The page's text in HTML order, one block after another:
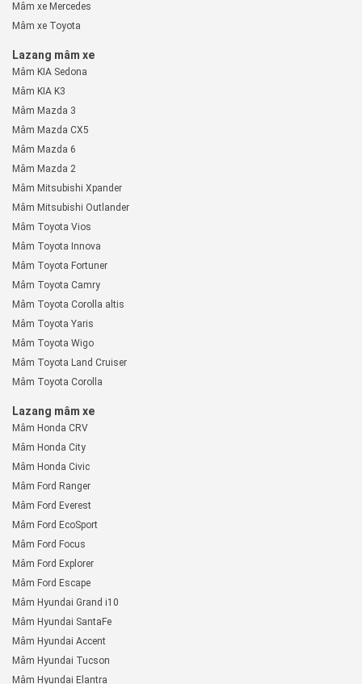
Mâm xe Mercedes
Mâm xe Toyota
Lazang mâm xe
Mâm KIA Sedona
Mâm KIA K3
Mâm Mazda 3
Mâm Mazda CX5
Mâm Mazda 6
Mâm Mazda 2
Mâm Mitsubishi Xpander
Mâm Mitsubishi Outlander
Mâm Toyota Vios
Mâm Toyota Innova
Mâm Toyota Fortuner
Mâm Toyota Camry
Mâm Toyota Corolla altis
Mâm Toyota Yaris
Mâm Toyota Wigo
Mâm Toyota Land Cruiser
Mâm Toyota Corolla
Lazang mâm xe
Mâm Honda CRV
Mâm Honda City
Mâm Honda Civic
Mâm Ford Ranger
Mâm Ford Everest
Mâm Ford EcoSport
Mâm Ford Focus
Mâm Ford Explorer
Mâm Ford Escape
Mâm Hyundai Grand i10
Mâm Hyundai SantaFe
Mâm Hyundai Accent
Mâm Hyundai Tucson
Mâm Hyundai Elantra